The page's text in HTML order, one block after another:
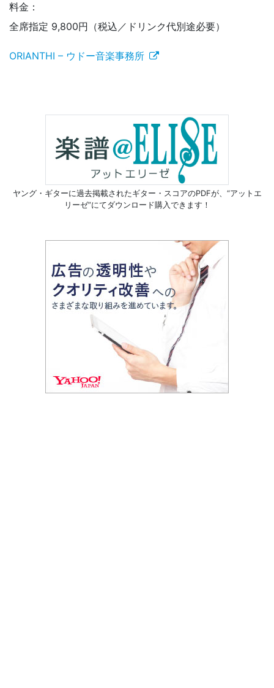
料金：
全席指定 9,800円（税込／ドリンク代別途必要）
ORIANTHI – ウドー音楽事務所
ヤング・ギターに過去掲載されたギター・スコアのPDFが、 “アットエ
リーゼ”にてダウンロード購入できます！